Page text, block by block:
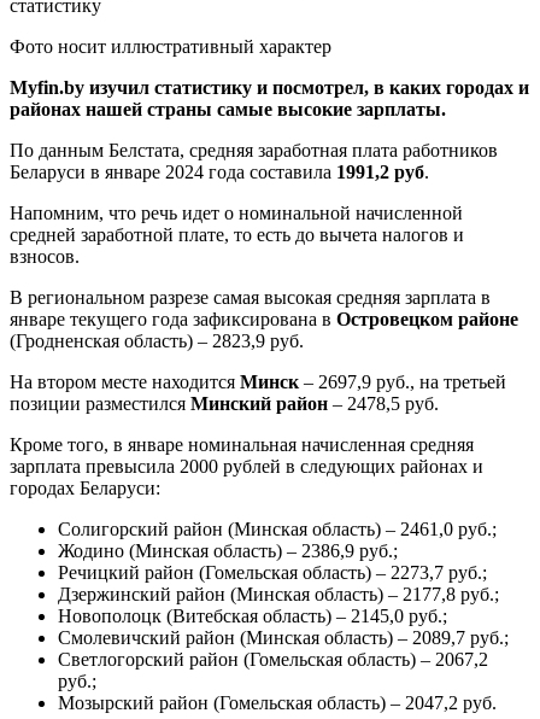
Фото носит иллюстративный характер
Myfin.by изучил статистику и посмотрел, в каких городах и
районах нашей страны самые высокие зарплаты.
По данным Белстата, средняя заработная плата работников
Беларуси в январе 2024 года составила 1991,2 руб.
Напомним, что речь идет о номинальной начисленной
средней заработной плате, то есть до вычета налогов и
взносов.
В региональном разрезе самая высокая средняя зарплата в
январе текущего года зафиксирована в Островецком районе
(Гродненская область) – 2823,9 руб.
На втором месте находится Минск – 2697,9 руб., на третьей
позиции разместился Минский район – 2478,5 руб.
Кроме того, в январе номинальная начисленная средняя
зарплата превысила 2000 рублей в следующих районах и
городах Беларуси:
Солигорский район (Минская область) – 2461,0 руб.;
Жодино (Минская область) – 2386,9 руб.;
Речицкий район (Гомельская область) – 2273,7 руб.;
Дзержинский район (Минская область) – 2177,8 руб.;
Новополоцк (Витебская область) – 2145,0 руб.;
Смолевичский район (Минская область) – 2089,7 руб.;
Светлогорский район (Гомельская область) – 2067,2
руб.;
Мозырский район (Гомельская область) – 2047,2 руб.